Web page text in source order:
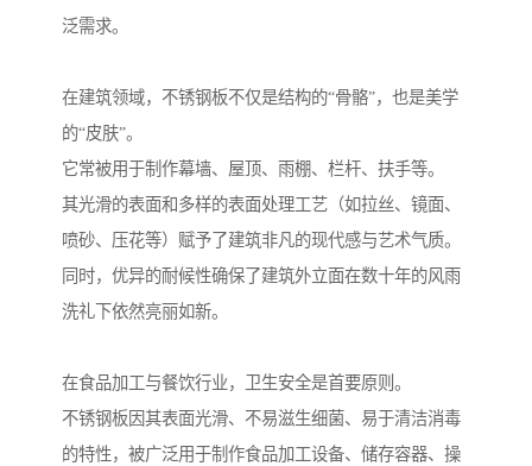
泛需求。
在建筑领域，不锈钢板不仅是结构的“骨骼”，也是美学
的“皮肤”。
它常被用于制作幕墙、屋顶、雨棚、栏杆、扶手等。
其光滑的表面和多样的表面处理工艺（如拉丝、镜面、
喷砂、压花等）赋予了建筑非凡的现代感与艺术气质。
同时，优异的耐候性确保了建筑外立面在数十年的风雨
洗礼下依然亮丽如新。
在食品加工与餐饮行业，卫生安全是首要原则。
不锈钢板因其表面光滑、不易滋生细菌、易于清洁消毒
的特性，被广泛用于制作食品加工设备、储存容器、操